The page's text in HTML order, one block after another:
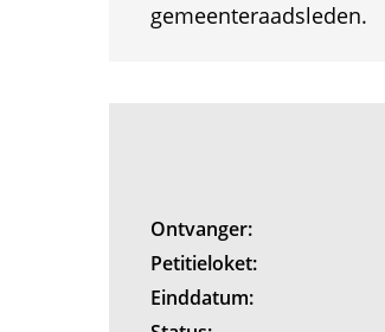
gemeenteraadsleden.
Ontvanger:
Petitieloket:
Einddatum: